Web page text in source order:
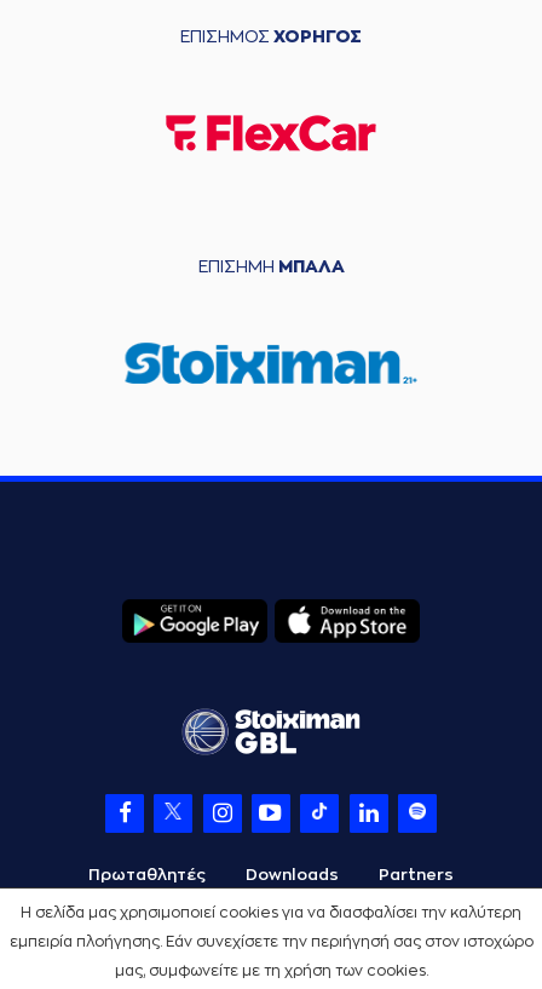
Η σελίδα μας χρησιμοποιεί cookies για να διασφαλίσει την καλύτερη
εμπειρία πλοήγησης. Εάν συνεχίσετε την περιήγησή σας στον ιστοχώρο
μας, συμφωνείτε με τη χρήση των cookies.
ΕΠΙΣΗΜΟΣ ΧΟΡΗΓΟΣ
ΕΠΙΣΗΜΗ ΜΠΑΛΑ
Πρωταθλητές Downloads Partners